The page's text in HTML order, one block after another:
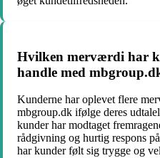
Hvilken merværdi har
handle med
Kunderne har oplevet flere
mbgroup.dk ifølge deres
kunder har modtaget
rådgivning og hurtig respons
har kunder følt sig trygge og